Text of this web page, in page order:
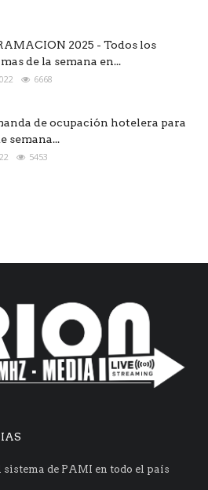
2025 - Todos los
de la semana en...
6668
de ocupación hotelera para
semana...
5453
sistema de PAMI en todo el país